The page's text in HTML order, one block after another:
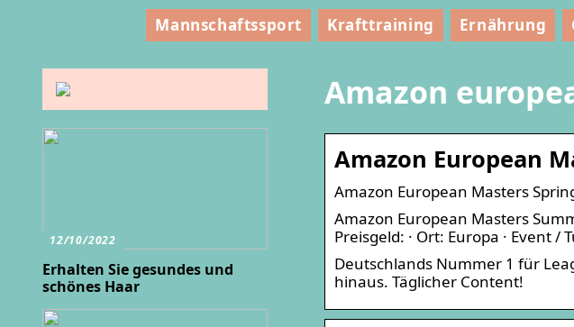
Mannschaftssport Krafttraining Ernährung
Amazon
Amazon European
Amazon European Masters
Amazon European Masters
Preisgeld: · Ort: Europa · Event /
Deutschlands Nummer 1 für
hinaus. Täglicher Content!
12/10/2022
Erhalten Sie gesundes und
schönes Haar